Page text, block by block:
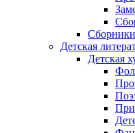
Детская
Детская